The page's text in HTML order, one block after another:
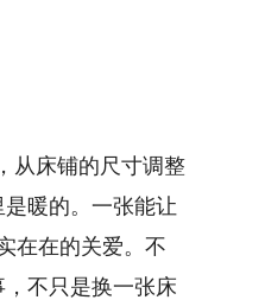
从床铺的尺寸调整
暖的。一张能让
在在的关爱。不
不只是换一张床